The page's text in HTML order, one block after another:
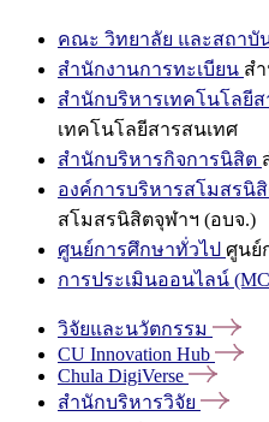
คณะ วิทยาลัย และสถาบั
สำนักงานการทะเบียน ส
สำนักบริหารเทคโนโลยีส
เทคโนโลยีสารสนเทศ
สำนักบริหารกิจการนิสิต
องค์การบริหารสโมสรนิ
สโมสรนิสิตจุฬาฯ (อบจ.)
ศูนย์การศึกษาทั่วไป ศูนย์
การประเมินออนไลน์
วิจัยและนวัตกรรม
CU Innovation Hub
Chula DigiVerse
สำนักบริหารวิจัย